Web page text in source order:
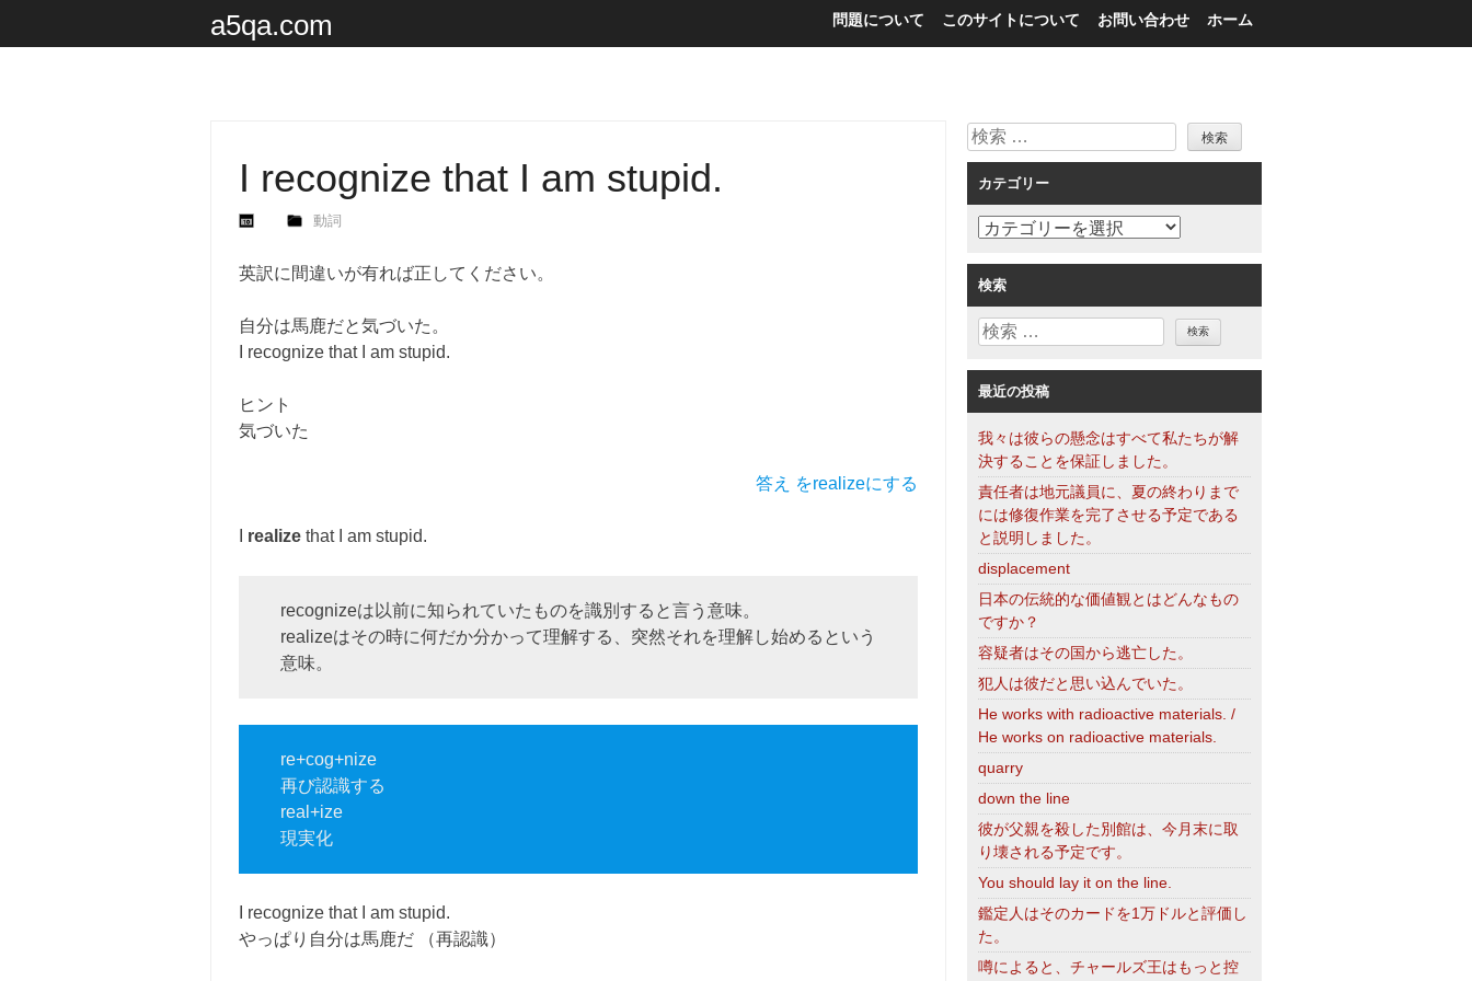
a5qa.com ホーム
お問い合わせ
このサイトについて
問題について
I recognize that I am stupid.
動詞
英訳に間違いが有れば正してください。
自分は馬鹿だと気づいた。
I recognize that I am stupid.
ヒント
気づいた
答え をrealizeにする
realize that I am stupid.
recognizeは以前に知られていたものを識別すると言う意味。
realizeはその時に何だか分かって理解する、突然それを理解し始めるという
意味。
re+cog+nize
再び認識する
real+ize
現実化
I recognize that I am stupid.
やっぱり自分は馬鹿だ （再認識）
検
索
カテゴリー
カ
ゴ
リ
ー
検索
検
最近の投稿
我々は彼らの懸念はすべて私たちが解
決することを保証しました。
責任者は地元議員に、夏の終わりまで
には修復作業を完了させる予定である
と説明しました。
displacement
日本の伝統的な価値観とはどんなもの
ですか？
容疑者はその国から逃亡した。
犯人は彼だと思い込んでいた。
He works with radioactive materials. /
He works on radioactive materials.
quarry
down the line
彼が父親を殺した別館は、今月末に取
り壊される予定です。
You should lay it on the line.
鑑定人はそのカードを1万ドルと評価し
た。
噂によると、チャールズ王はもっと控